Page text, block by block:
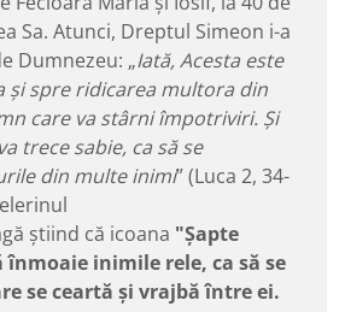
Sa. Atunci, Dreptul Simeon i-a
Dumnezeu: „Iată, Acesta este
şi spre ridicarea multora din
care va stârni împotriviri. Şi
trece sabie, ca să se
din multe inimi” (Luca 2, 34-
știind că icoana "Șapte
înmoaie inimile rele, ca să se
se ceartă și vrajbă între ei.